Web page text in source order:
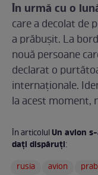
În urmă cu o
care a decolat de
a prăbușit. La
nouă persoane
declarat o
internaționale.
la acest moment,
În articolulUn avion
dați dispăruți:
rusia
avion